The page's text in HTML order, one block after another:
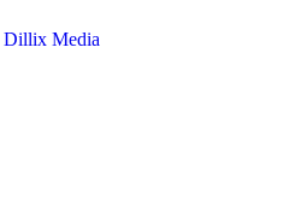
Dillix Media